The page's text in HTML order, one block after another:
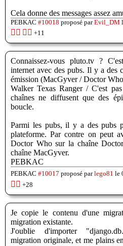
Cela donne des messages assez
PEBKAC #10018 proposé parEvil_DM
👍🏽 👎🏽 +11
Connaissez-vous pluto.tv ?
internet avec des pubs. Il y a des
émission (MacGyver / Doctor
Walker Texas Ranger / C'est
chaînes ne diffusent que des
boucle.
Parmi les pubs, il y a des pubs
plateforme. Par contre on peut
Doctor Who sur la chaîne
chaîne MacGyver.
PEBKAC
PEBKAC #10017 proposé parlego81 le
👎🏽 +28
Je copie le contenu d'une
migration existante.
J'oublie d'importer
migration originale, et me plains